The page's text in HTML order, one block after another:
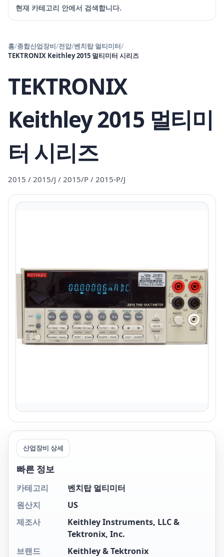
현재 카테고리 안에서 검색합니다.
홈/종합산업장비/전압/벤치탑 멀티미터/
TEKTRONIX Keithley 2015 멀티미터 시리즈
TEKTRONIX
Keithley 2015 멀티미
터 시리즈
2015 / 2015/J / 2015/P / 2015-P/J
산업장비 상세
빠른 정보
카테고리
벤치탑 멀티미터
원산지
US
제조사
Keithley Instruments, LLC &
Tektronix, Inc.
브랜드
Keithley & Tektronix